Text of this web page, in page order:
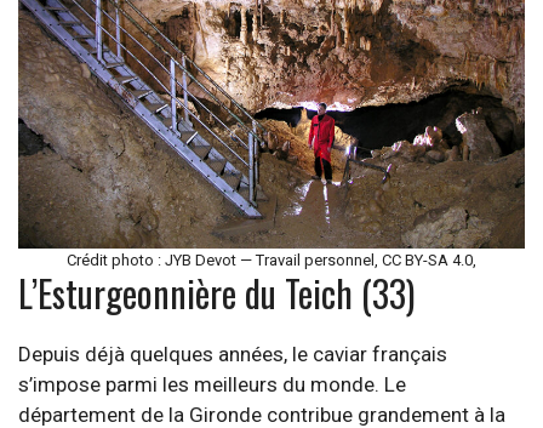
Crédit photo : JYB Devot — Travail personnel, CC BY-SA 4.0,
L’Esturgeonnière du Teich (33)
Depuis déjà quelques années, le caviar français
s’impose parmi les meilleurs du monde. Le
département de la Gironde contribue grandement à la